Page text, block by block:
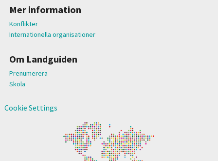
Mer information
Konflikter
Internationella organisationer
Om Landguiden
Prenumerera
Skola
Cookie Settings